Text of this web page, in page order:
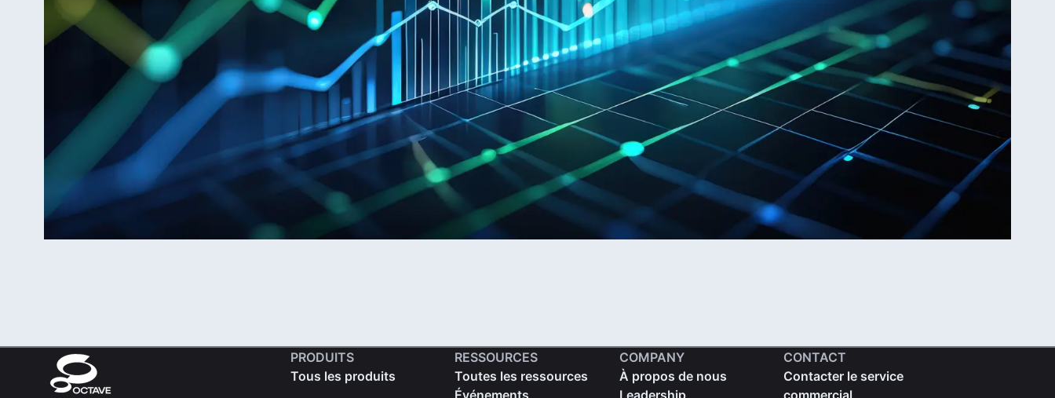
PRODUITS
Tous les produits
RESSOURCES
Toutes les ressources
Événements
COMPANY
À propos de nous
Leadership
CONTACT
Contacter le service
commercial